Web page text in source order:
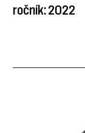
ročník: 2022